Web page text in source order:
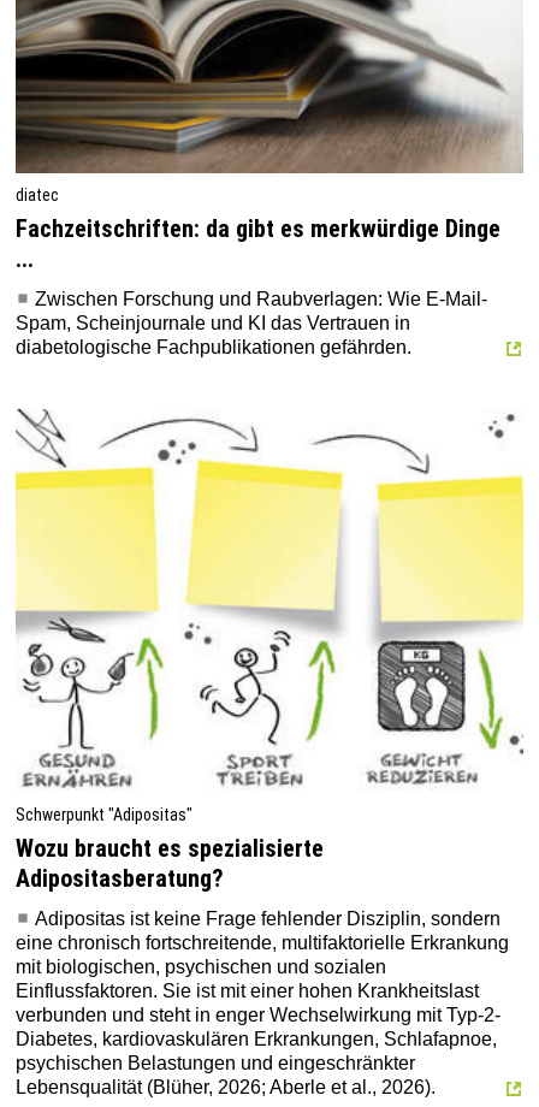
diatec
Fachzeitschriften: da gibt es merkwürdige Dinge
...
Zwischen Forschung und Raubverlagen: Wie E-Mail-
Spam, Scheinjournale und KI das Vertrauen in
diabetologische Fachpublikationen gefährden.
Schwerpunkt "Adipositas"
Wozu braucht es spezialisierte
Adipositasberatung?
Adipositas ist keine Frage fehlender Disziplin, sondern
eine chronisch fortschreitende, multifaktorielle Erkrankung
mit biologischen, psychischen und sozialen
Einflussfaktoren. Sie ist mit einer hohen Krankheitslast
verbunden und steht in enger Wechselwirkung mit Typ-2-
Diabetes, kardiovaskulären Erkrankungen, Schlafapnoe,
psychischen Belastungen und eingeschränkter
Lebensqualität (Blüher, 2026; Aberle et al., 2026).